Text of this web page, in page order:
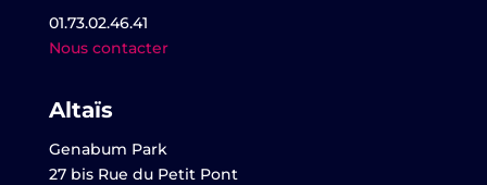
01.73.02.46.41
Nous contacter
Altaïs
Genabum Park
27 bis Rue du Petit Pont